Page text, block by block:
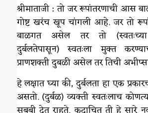
श्रीमाताजी : तो जर रूपांतरणाची आस
गोष्ट खरंच खूप चांगली आहे. जर तो
बाळगत असेल तर तो (स्वतःच्या
दुर्बलतेपासून) स्वतःला मुक्त
प्राणशक्ती दुबळी असेल तर तिची
हे लक्षात घ्या की, दुर्बलता हा एक
असतो. (दुर्बळ) व्यक्ती स्वतःलाच